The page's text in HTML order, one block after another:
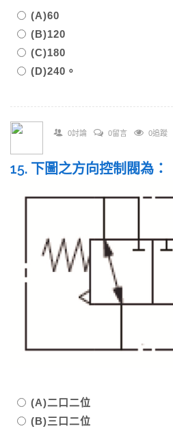
(A)60
(B)120
(C)180
(D)240。
0討論 0留言 0追蹤
15. 下圖之方向控制閥為：
(A)二口二位
(B)三口二位